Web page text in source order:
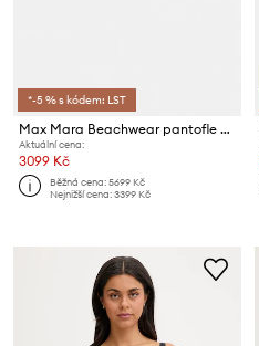
*-5 % s kódem: LST
Max Mara Beachwear pantofle na plochém podpatku dámské Bchcaucaso
Aktuální cena:
3099 Kč
Běžná cena:5699 Kč
Nejnižší cena:3399 Kč